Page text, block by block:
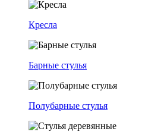
Кресла
Барные стулья
Полубарные стулья